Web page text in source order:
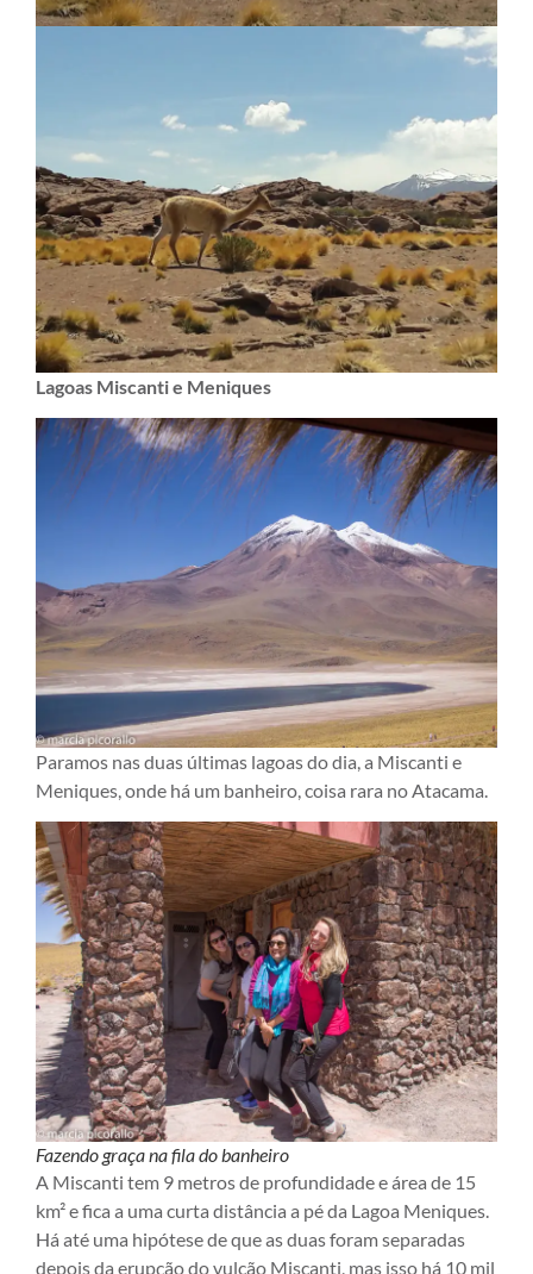
Lagoas Miscanti e Meniques
Paramos nas duas últimas lagoas do dia, a Miscanti e
Meniques, onde há um banheiro, coisa rara no Atacama.
Fazendo graça na fila do banheiro
A Miscanti tem 9 metros de profundidade e área de 15
km² e fica a uma curta distância a pé da Lagoa Meniques.
Há até uma hipótese de que as duas foram separadas
depois da erupção do vulcão Miscanti, mas isso há 10 mil